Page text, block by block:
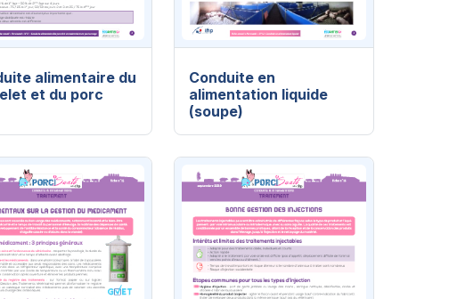
alimentaire du
et du porc
Conduite en
alimentation liquide
(soupe)